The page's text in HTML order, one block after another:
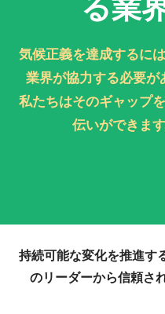
気候正義を達成するに
業界が協力する必要が
私たちはそのギャップ
伝いができます
持続可能な変化を推進す
のリーダーから信頼さ